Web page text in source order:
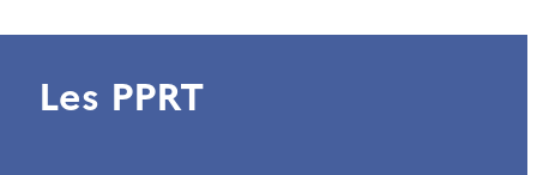
Les PPRT